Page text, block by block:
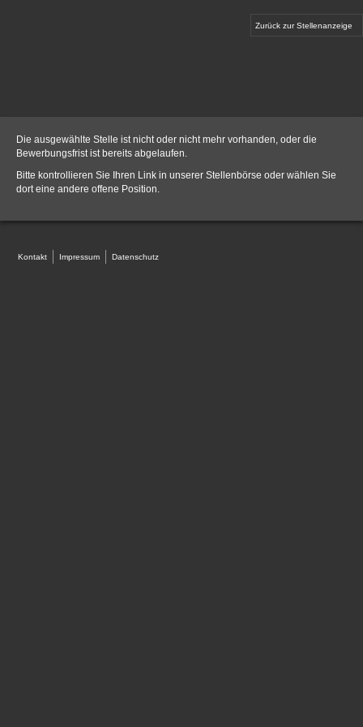
Zurück zur Stellenanzeige
Die ausgewählte Stelle ist nicht oder nicht mehr vorhanden, oder die
Bewerbungsfrist ist bereits abgelaufen.
Bitte kontrollieren Sie Ihren Link in unserer Stellenbörse oder wählen Sie
dort eine andere offene Position.
Kontakt Impressum Datenschutz